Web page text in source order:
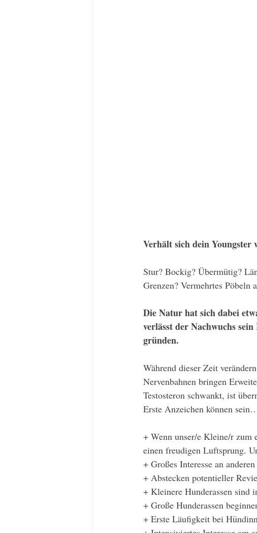
Verhält sich dein Youngster
Stur? Bockig? Übermütig?
Grenzen? Vermehrtes Pöbeln
Die Natur hat sich dabei
verlässt der Nachwuchs
gründen.
Während dieser Zeit
Nervenbahnen bringen
Testosteron schwankt, ist
Erste Anzeichen können
+ Wenn unser/e Kleine/r zum
einen freudigen Luftsprung.
+ Großes Interesse an
+ Abstecken potentieller
+ Kleinere Hunderassen
+ Große Hunderassen
+ Erste Läufigkeit bei